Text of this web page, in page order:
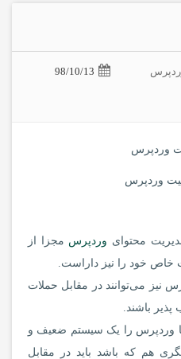
98/10/13
وردپرس
محتوای وردپرس مجزا از
خاص خود را نیز داراست.
نیز می‌توانند در مقابل حملات
پذیر باشند.
ما وردپرس را یک سیستم ضعیف و
هم که باشد باید در مقابل